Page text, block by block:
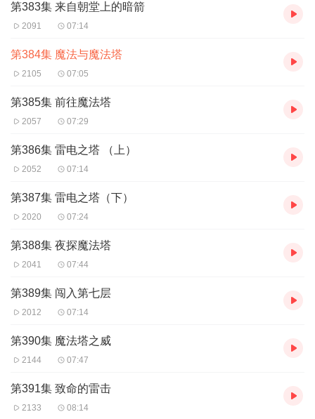
第383集 来自朝堂上的暗箭
2091 07:14
第384集 魔法与魔法塔
2105 07:05
第385集 前往魔法塔
2057 07:29
第386集 雷电之塔 （上）
2052 07:14
第387集 雷电之塔（下）
2020 07:24
第388集 夜探魔法塔
2041 07:44
第389集 闯入第七层
2012 07:14
第390集 魔法塔之威
2144 07:47
第391集 致命的雷击
2133 08:14